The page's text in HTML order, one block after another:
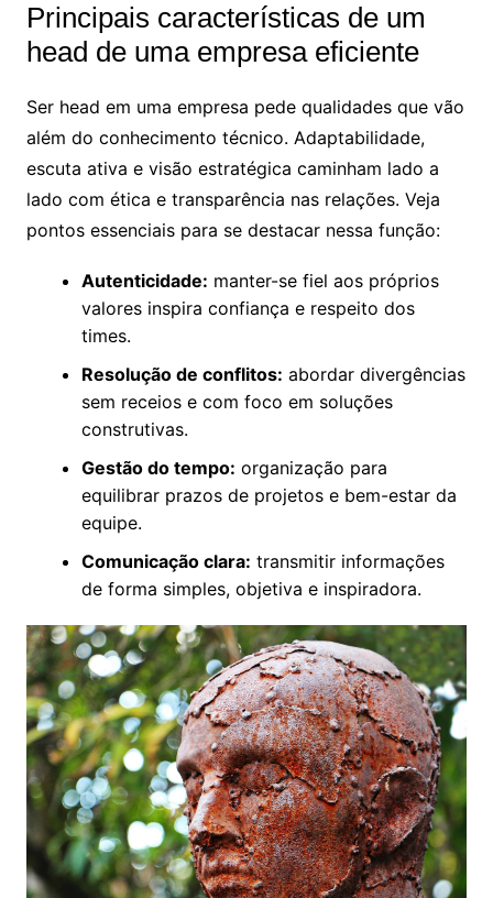
Principais características de um
head de uma empresa eficiente
Ser head em uma empresa pede qualidades que vão
além do conhecimento técnico. Adaptabilidade,
escuta ativa e visão estratégica caminham lado a
lado com ética e transparência nas relações. Veja
pontos essenciais para se destacar nessa função:
Autenticidade: manter-se fiel aos próprios
valores inspira confiança e respeito dos
times.
Resolução de conflitos: abordar divergências
sem receios e com foco em soluções
construtivas.
Gestão do tempo: organização para
equilibrar prazos de projetos e bem-estar da
equipe.
Comunicação clara: transmitir informações
de forma simples, objetiva e inspiradora.